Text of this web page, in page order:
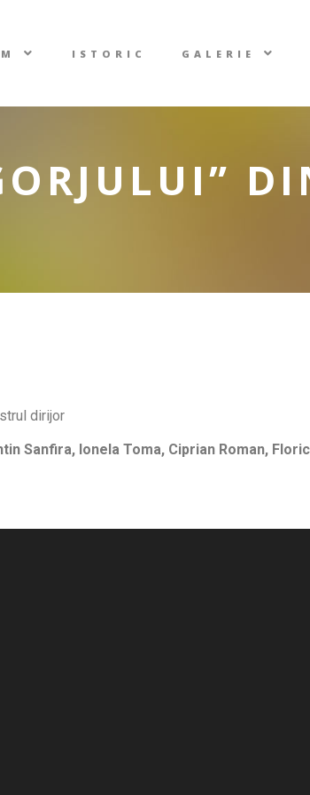
ISTORIC GALERIE
dirijor
Sanfira, Ionela Toma, Ciprian Roman,